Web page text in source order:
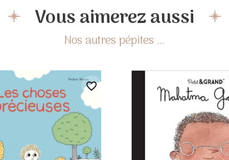
Vous aimerez aussi
favorite_border